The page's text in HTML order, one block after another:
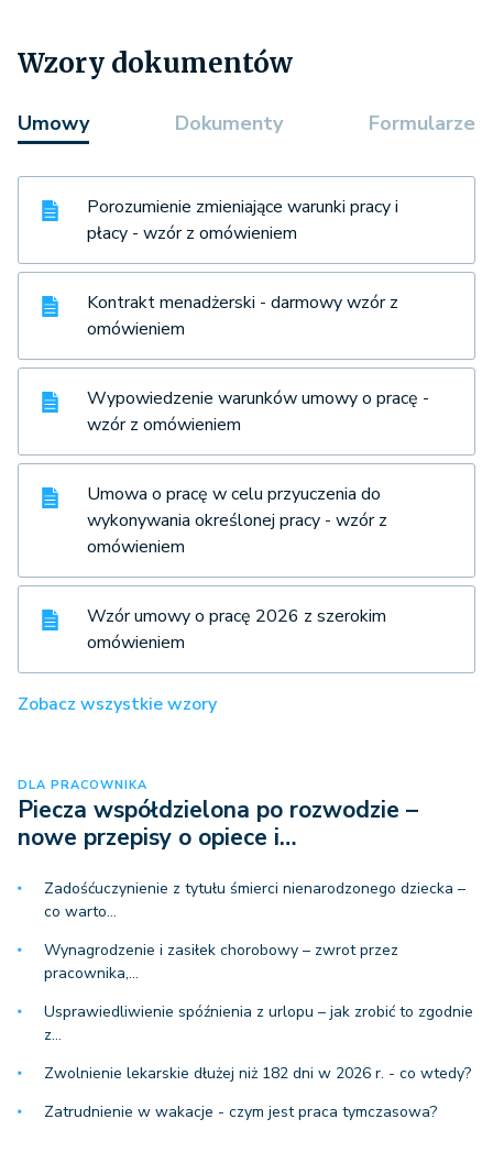
Wzory dokumentów
Umowy Dokumenty Formularze
Porozumienie zmieniające warunki pracy i
płacy - wzór z omówieniem
Kontrakt menadżerski - darmowy wzór z
omówieniem
Wypowiedzenie warunków umowy o pracę -
wzór z omówieniem
Umowa o pracę w celu przyuczenia do
wykonywania określonej pracy - wzór z
omówieniem
Wzór umowy o pracę 2026 z szerokim
omówieniem
Zobacz wszystkie wzory
DLA PRACOWNIKA
Piecza współdzielona po rozwodzie –
nowe przepisy o opiece i…
Zadośćuczynienie z tytułu śmierci nienarodzonego dziecka –
co warto…
Wynagrodzenie i zasiłek chorobowy – zwrot przez
pracownika,…
Usprawiedliwienie spóźnienia z urlopu – jak zrobić to zgodnie
z…
Zwolnienie lekarskie dłużej niż 182 dni w 2026 r. - co wtedy?
Zatrudnienie w wakacje - czym jest praca tymczasowa?